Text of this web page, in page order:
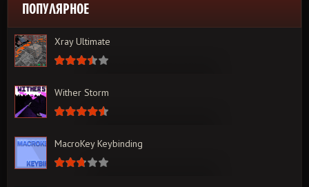
ПОПУЛЯРНОЕ
Xray Ultimate
Wither Storm
MacroKey Keybinding